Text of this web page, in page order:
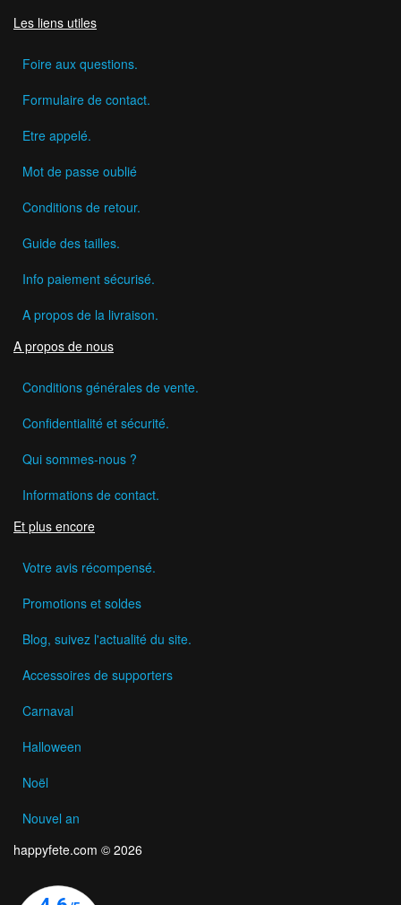
Les liens utiles
Foire aux questions.
Formulaire de contact.
Etre appelé.
Mot de passe oublié
Conditions de retour.
Guide des tailles.
Info paiement sécurisé.
A propos de la livraison.
A propos de nous
Conditions générales de vente.
Confidentialité et sécurité.
Qui sommes-nous ?
Informations de contact.
Et plus encore
Votre avis récompensé.
Promotions et soldes
Blog, suivez l'actualité du site.
Accessoires de supporters
Carnaval
Halloween
Noël
Nouvel an
happyfete.com © 2026